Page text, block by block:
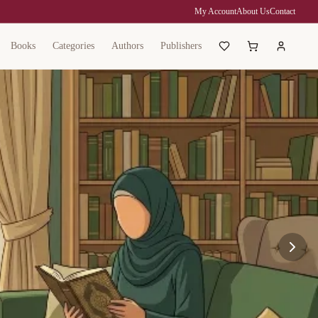
My AccountAbout UsContact
Books Categories Authors Publishers